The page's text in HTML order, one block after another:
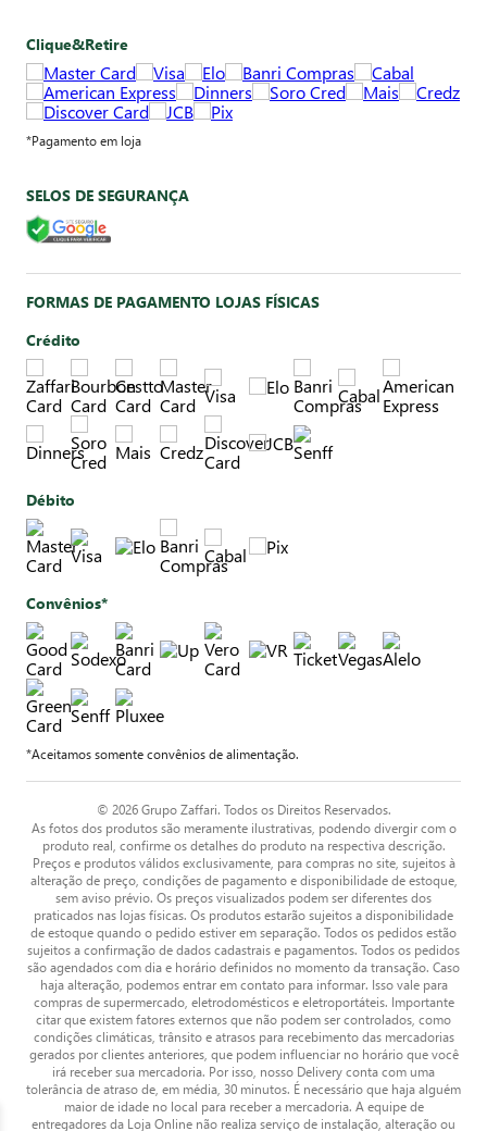
Clique&Retire
*Pagamento em loja
SELOS DE SEGURANÇA
FORMAS DE PAGAMENTO LOJAS FÍSICAS
Crédito
Débito
Convênios*
*Aceitamos somente convênios de alimentação.
© 2026 Grupo Zaffari. Todos os Direitos Reservados.
As fotos dos produtos são meramente ilustrativas, podendo divergir com o
produto real, confirme os detalhes do produto na respectiva descrição.
Preços e produtos válidos exclusivamente, para compras no site, sujeitos à
alteração de preço, condições de pagamento e disponibilidade de estoque,
sem aviso prévio. Os preços visualizados podem ser diferentes dos
praticados nas lojas físicas. Os produtos estarão sujeitos a disponibilidade
de estoque quando o pedido estiver em separação. Todos os pedidos estão
sujeitos a confirmação de dados cadastrais e pagamentos. Todos os pedidos
são agendados com dia e horário definidos no momento da transação. Caso
haja alteração, podemos entrar em contato para informar. Isso vale para
compras de supermercado, eletrodomésticos e eletroportáteis. Importante
citar que existem fatores externos que não podem ser controlados, como
condições climáticas, trânsito e atrasos para recebimento das mercadorias
gerados por clientes anteriores, que podem influenciar no horário que você
irá receber sua mercadoria. Por isso, nosso Delivery conta com uma
tolerância de atraso de, em média, 30 minutos. É necessário que haja alguém
maior de idade no local para receber a mercadoria. A equipe de
entregadores da Loja Online não realiza serviço de instalação, alteração ou